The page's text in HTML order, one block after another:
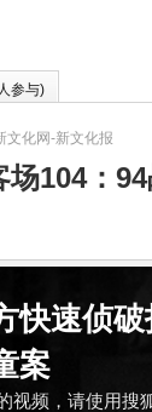
人参与)
文化网-新文化报
场104：
快速侦
案
视频，请使用搜